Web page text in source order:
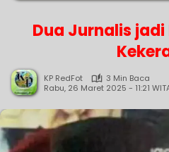
Dua Jurnalis
KP RedFot
3 Min Baca
Rabu, 26 Maret 2025 - 11:21